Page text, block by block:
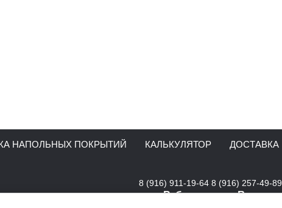
НАПОЛЬНЫХ ПОКРЫТИЙ КАЛЬКУЛЯТОР ДОСТАВКА
8 (916) 911-19-64 8 (916) 257-49-89
Работаем для Вас: